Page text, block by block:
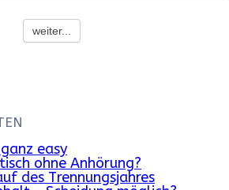
weiter...
easy
ohne Anhörung?
des Trennungsjahres